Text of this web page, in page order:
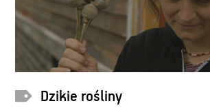
Dzikie rośliny